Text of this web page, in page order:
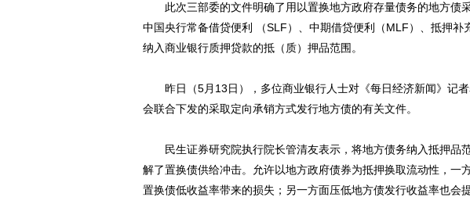
此次三部委的文件明确了用以置换地方政府存量债务的地方债
中国央行常备借贷便利 （SLF）、中期借贷便利（MLF）、抵押补
纳入商业银行质押贷款的抵（质）押品范围。
昨日（5月13日），多位商业银行人士对《每日经济新闻》记者
会联合下发的采取定向承销方式发行地方债的有关文件。
民生证券研究院执行院长管清友表示，将地方债务纳入抵押品
解了置换债供给冲击。允许以地方政府债券为抵押换取流动性，一
置换债低收益率带来的损失；另一方面压低地方债发行收益率也会